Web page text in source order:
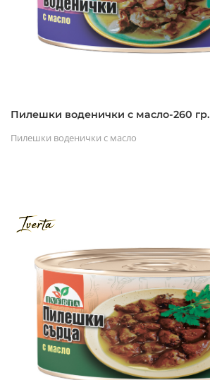
Пилешки воденички с масло-260 гр.
Пилешки воденички с масло